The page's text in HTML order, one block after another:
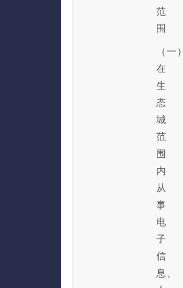
范
围
（一）
在
生
态
城
范
围
内
从
事
电
子
信
息、